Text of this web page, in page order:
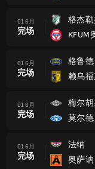
01 6月
完场
格杰
KFUM
01 6月
完场
格鲁德
赖乌
01 6月
完场
梅尔
莫尔德
01 6月
完场
法纳
奥萨讷